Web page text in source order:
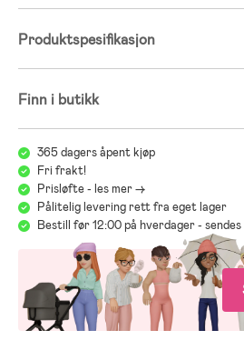
- Kåret til beste vinterdress 2023 ifølge
- 50 % resirkulert polyester, 50 % polyester.
Produktspesifikasjon
Finn i butikk
365 dagers åpent kjøp
Fri frakt!
Prisløfte - les mer ->
Pålitelig levering rett fra eget lager
Bestill før 12:00 på hverdager - sendes